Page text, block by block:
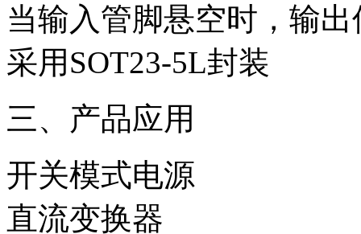
当输入管脚悬空时，输
采用SOT23-5L封装
三、产品应用
开关模式电源
直流变换器